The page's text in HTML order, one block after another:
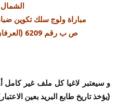
الشمال
مباراة ولوج سلك تكوين
ص ب رقم 6209 (العرفان) الرباط 10100
و سيعتبر لاغيا كل ملف غير كامل
(يؤخذ تاريخ طابع البريد بعين